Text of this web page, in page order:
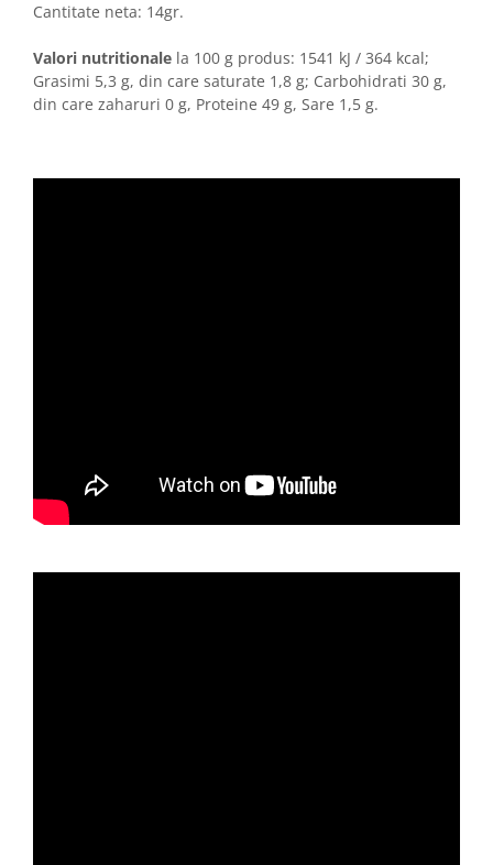
Cantitate neta: 14gr.
Valori nutritionale la 100 g produs: 1541 kJ / 364 kcal;
Grasimi 5,3 g, din care saturate 1,8 g; Carbohidrati 30 g,
din care zaharuri 0 g, Proteine 49 g, Sare 1,5 g.